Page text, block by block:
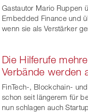
Gastautor Mario Ruppen
Embedded Finance und
wenn sie als Verstärker
Die Hilferufe
Verbände werden
FinTech-, Blockchain-
schon seit längerem für
nun schlagen auch